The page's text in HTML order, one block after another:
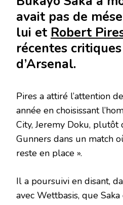
avait pas de
lui et Robert
récentes
d’Arsenal.
Pires a attiré l’attention
année en choisissant
City, Jeremy Doku,
Gunners dans un match
reste en place ».
Il a poursuivi en disant,
avec Wettbasis, que